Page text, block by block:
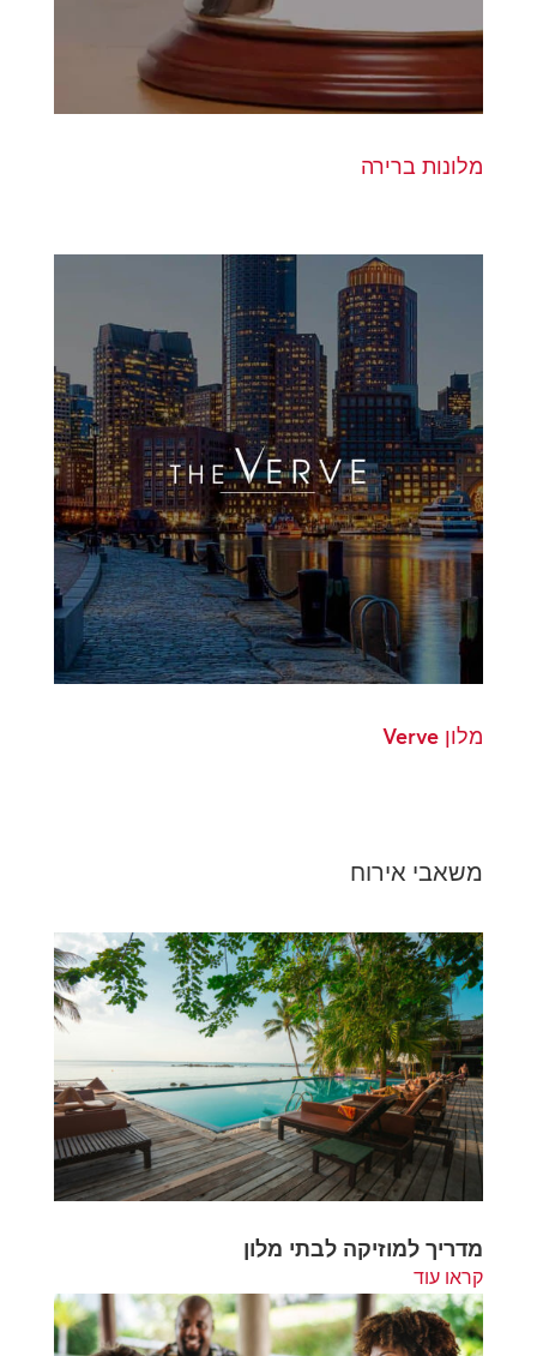
מלונות ברירה
מלון Verve
משאבי אירוח
מדריך למוזיקה לבתי מלון
קראו עוד